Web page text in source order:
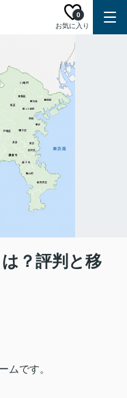
お気に入り
0
？評判と移
ムです。